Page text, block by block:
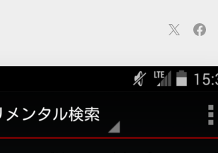
ウェアラブル スマートホーム